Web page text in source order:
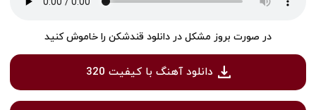
در صورت بروز مشکل در دانلود قندشکن را خاموش کنید
دانلود آهنگ با کیفیت 320